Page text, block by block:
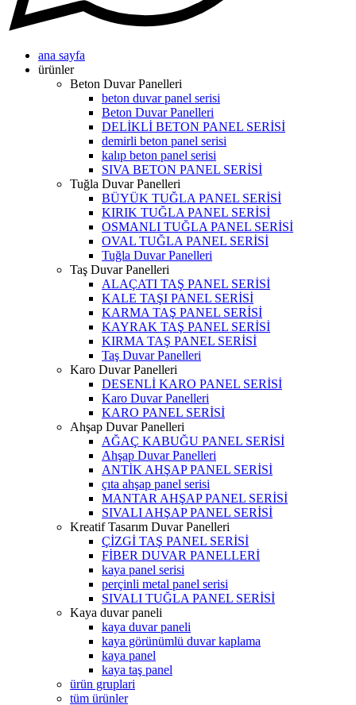
ana sayfa
ürünler
Beton Duvar Panelleri
beton duvar panel serisi
Beton Duvar Panelleri
DELİKLİ BETON PANEL SERİSİ
demirli beton panel serisi
kalıp beton panel serisi
SIVA BETON PANEL SERİSİ
Tuğla Duvar Panelleri
BÜYÜK TUĞLA PANEL SERİSİ
KIRIK TUĞLA PANEL SERİSİ
OSMANLI TUĞLA PANEL SERİSİ
OVAL TUĞLA PANEL SERİSİ
Tuğla Duvar Panelleri
Taş Duvar Panelleri
ALAÇATI TAŞ PANEL SERİSİ
KALE TAŞI PANEL SERİSİ
KARMA TAŞ PANEL SERİSİ
KAYRAK TAŞ PANEL SERİSİ
KIRMA TAŞ PANEL SERİSİ
Taş Duvar Panelleri
Karo Duvar Panelleri
DESENLİ KARO PANEL SERİSİ
Karo Duvar Panelleri
KARO PANEL SERİSİ
Ahşap Duvar Panelleri
AĞAÇ KABUĞU PANEL SERİSİ
Ahşap Duvar Panelleri
ANTİK AHŞAP PANEL SERİSİ
çıta ahşap panel serisi
MANTAR AHŞAP PANEL SERİSİ
SIVALI AHŞAP PANEL SERİSİ
Kreatif Tasarım Duvar Panelleri
ÇİZGİ TAŞ PANEL SERİSİ
FİBER DUVAR PANELLERİ
kaya panel serisi
perçinli metal panel serisi
SIVALI TUĞLA PANEL SERİSİ
Kaya duvar paneli
kaya duvar paneli
kaya görünümlü duvar kaplama
kaya panel
kaya taş panel
ürün gruplari
tüm ürünler